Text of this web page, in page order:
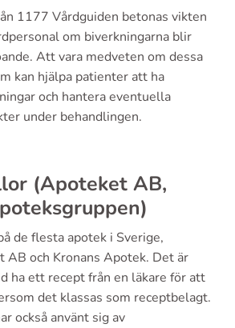
1177 Vårdguiden betonas vikten
om biverkningarna blir
Att vara medveten om dessa
kan hjälpa patienter att ha
och hantera eventuella
under behandlingen.
(Apoteket AB,
de flesta apotek i Sverige,
AB och Kronans Apotek. Det är
ha ett recept från en läkare för att
det klassas som receptbelagt.
också använt sig av